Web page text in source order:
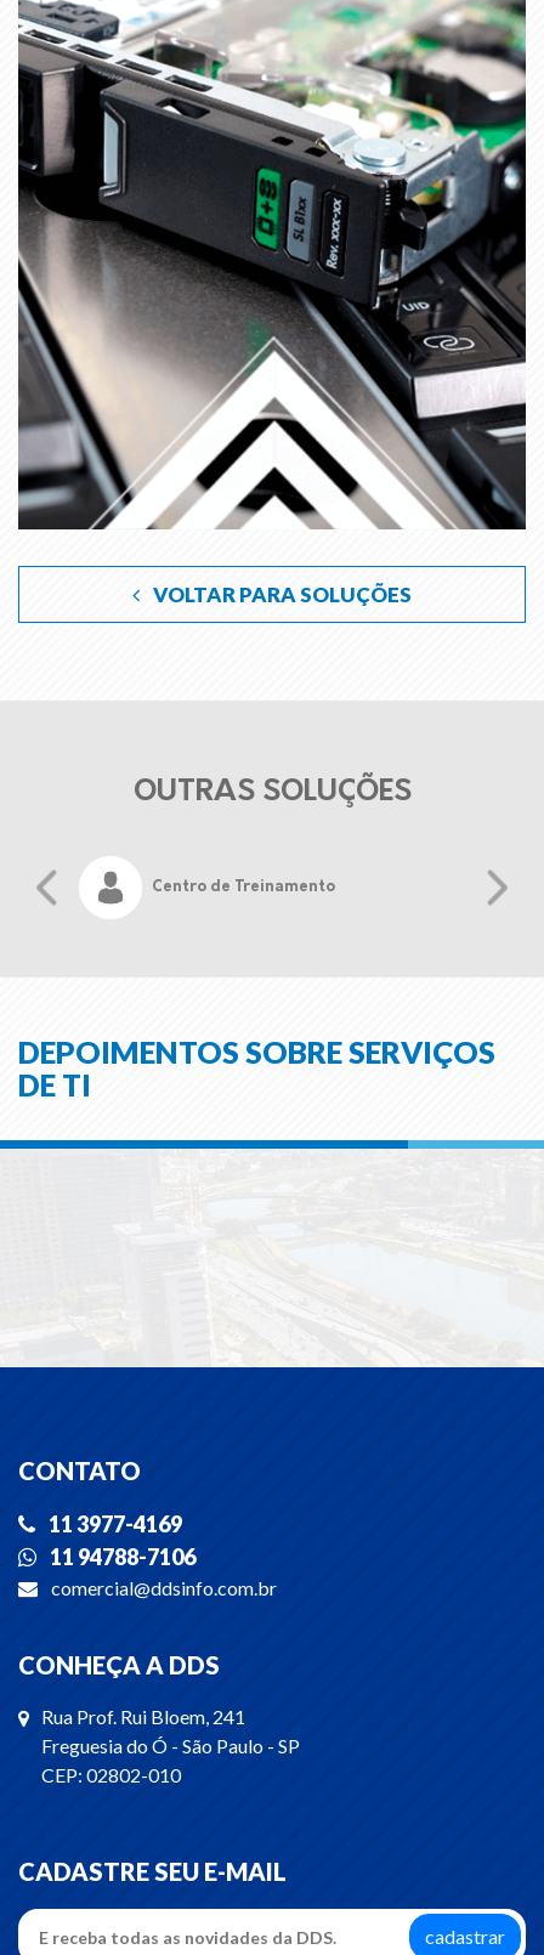
VOLTAR PARA SOLUÇÕES
OUTRAS SOLUÇÕES
Centro de Treinamento
DEPOIMENTOS SOBRE SERVIÇOS
DE TI
CONTATO
11 3977-4169
11 94788-7106
comercial@ddsinfo.com.br
CONHEÇA A DDS
Rua Prof. Rui Bloem, 241
Freguesia do Ó - São Paulo - SP
CEP: 02802-010
CADASTRE SEU E-MAIL
cadastrar